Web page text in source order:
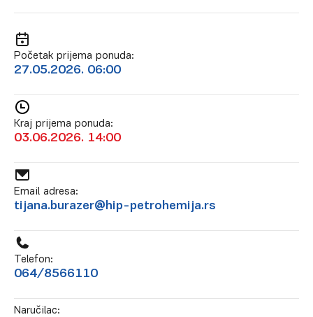
Početak prijema ponuda:
27.05.2026. 06:00
Kraj prijema ponuda:
03.06.2026. 14:00
Email adresa:
tijana.burazer@hip-petrohemija.rs
Telefon:
064/8566110
Naručilac: